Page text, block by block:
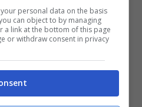
1991, quest’ultimo è
di batteria, che
piccolo. Al punto
del
vesti di musicista.
personal data on the basis
can object to by managing
link at the bottom of this page
or withdraw consent in privacy